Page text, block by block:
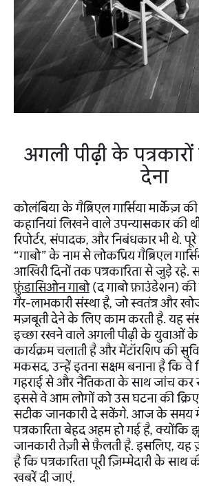
अगली पीढ़ी के पत्रकारों
देना
कोलंबिया के गैब्रिएल गार्सिया मार्केज़
कहानियां लिखने वाले उपन्यासकार की
रिपोर्टर, संपादक, और निबंधकार भी थे.
“गाबो” के नाम से लोकप्रिय गैब्रिएल
आखिरी दिनों तक पत्रकारिता से जुड़े रहे.
फ़ुंडासिओन गाबो(द गाबो फ़ाउंडेशन)
गैर-लाभकारी संस्था है, जो स्वतंत्र और
मज़बूती देने के लिए काम करती है. यह
इच्छा रखने वाले अगली पीढ़ी के युवाओं
कार्यक्रम चलाती है और मेंटॉरशिप की
मकसद, उन्हें इतना सक्षम बनाना है कि वे
गहराई से और नैतिकता के साथ जांच
इससे वे आम लोगों को उस घटना की
सटीक जानकारी दे सकेंगे. आज के समय
पत्रकारिता बेहद अहम हो गई है,
जानकारी तेज़ी से फ़ैलती है. इसलिए, यह
है कि पत्रकारिता पूरी ज़िम्मेदारी के
खबरें दी जाएं.